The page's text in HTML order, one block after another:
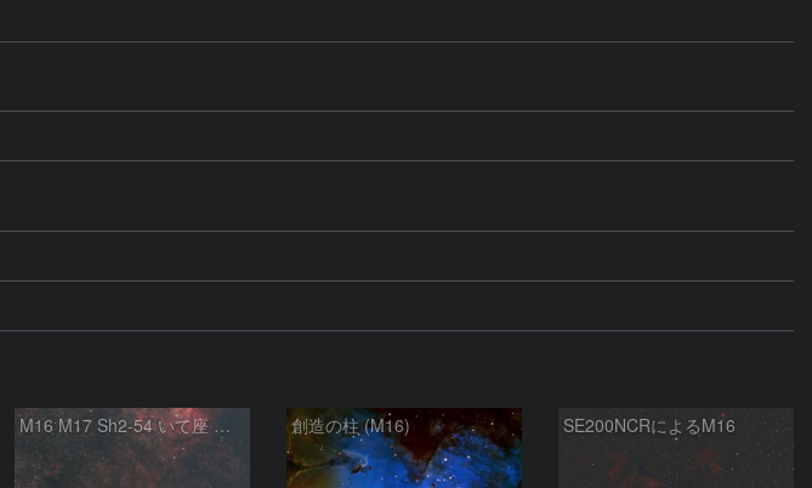
M16 M17 Sh2-54 いて座 へび座 創造の柱 (M16) SE200NCRによるM16